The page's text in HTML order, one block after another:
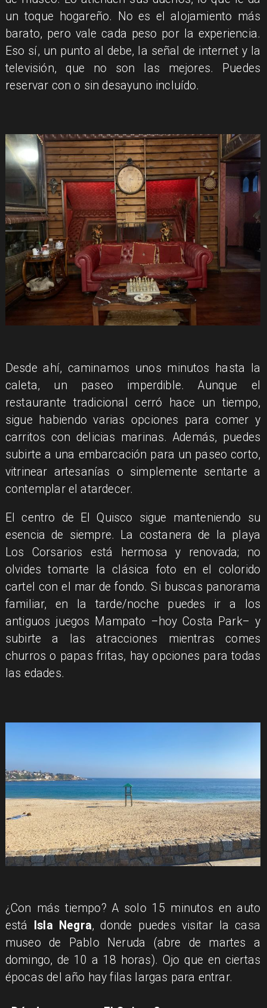
un toque hogareño. No es el alojamiento más
barato, pero vale cada peso por la experiencia.
Eso sí, un punto al debe, la señal de internet y la
televisión, que no son las mejores. Puedes
reservar con o sin desayuno incluído.
Desde ahí, caminamos unos minutos hasta la
caleta, un paseo imperdible. Aunque el
restaurante tradicional cerró hace un tiempo,
sigue habiendo varias opciones para comer y
carritos con delicias marinas. Además, puedes
subirte a una embarcación para un paseo corto,
vitrinear artesanías o simplemente sentarte a
contemplar el atardecer.
El centro de El Quisco sigue manteniendo su
esencia de siempre. La costanera de la playa
Los Corsarios está hermosa y renovada; no
olvides tomarte la clásica foto en el colorido
cartel con el mar de fondo. Si buscas panorama
familiar, en la tarde/noche puedes ir a los
antiguos juegos Mampato –hoy Costa Park– y
subirte a las atracciones mientras comes
churros o papas fritas, hay opciones para todas
las edades.
¿Con más tiempo? A solo 15 minutos en auto
está
Isla Negra, donde puedes visitar la casa
museo de Pablo Neruda (abre de martes a
domingo, de 10 a 18 horas). Ojo que en ciertas
épocas del año hay filas largas para entrar.